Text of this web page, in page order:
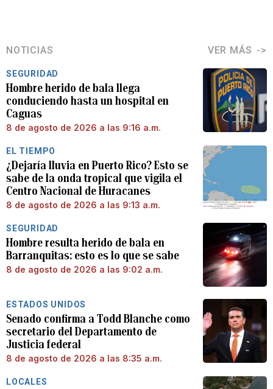
NOTICIAS VER MÁS
SEGURIDAD
Hombre herido de bala llega
conduciendo hasta un hospital en
Caguas
8 de agosto de 2026 a las 9:16 a.m.
EL TIEMPO
¿Dejaría lluvia en Puerto Rico? Esto se
sabe de la onda tropical que vigila el
Centro Nacional de Huracanes
8 de agosto de 2026 a las 9:13 a.m.
SEGURIDAD
Hombre resulta herido de bala en
Barranquitas: esto es lo que se sabe
8 de agosto de 2026 a las 9:02 a.m.
ESTADOS UNIDOS
Senado confirma a Todd Blanche como
secretario del Departamento de
Justicia federal
8 de agosto de 2026 a las 8:35 a.m.
LOCALES